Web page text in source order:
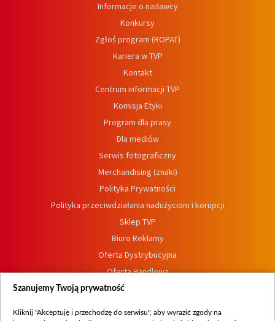
Informacje o nadawcy
Konkursy
Zgłoś program (ROPAT)
Kariera w TVP
Kontakt
Centrum informacji TVP
Komisja Etyki
Program dla prasy
Dla mediów
Serwis fotograficzny
Merchandising (znaki)
Polityka Prywatności
Polityka przeciwdziałania nadużyciom i korupcji
Sklep TVP
Biuro Reklamy
Oferta Dystrybucyjna
Oferta Handlowa
Dostępność
Szanujemy Twoją prywatność
Kliknij "Akceptuję i przechodzę do serwisu", aby wyrazić zgody na